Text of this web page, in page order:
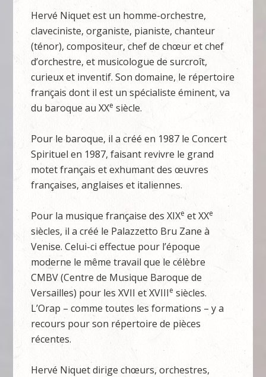
Hervé Niquet est un homme-orchestre,
claveciniste, organiste, pianiste, chanteur
(ténor), compositeur, chef de chœur et chef
d’orchestre, et musicologue de surcroît,
curieux et inventif. Son domaine, le répertoire
français dont il est un spécialiste éminent, va
du baroque au XXe siècle.
Pour le baroque, il a créé en 1987 le Concert
Spirituel en 1987, faisant revivre le grand
motet français et exhumant des œuvres
françaises, anglaises et italiennes.
Pour la musique française des XIXe et XXe
siècles, il a créé le Palazzetto Bru Zane à
Venise. Celui-ci effectue pour l’époque
moderne le même travail que le célèbre
CMBV (Centre de Musique Baroque de
Versailles) pour les XVII et XVIIIe siècles.
L’Orap – comme toutes les formations – y a
recours pour son répertoire de pièces
récentes.
Hervé Niquet dirige chœurs, orchestres,